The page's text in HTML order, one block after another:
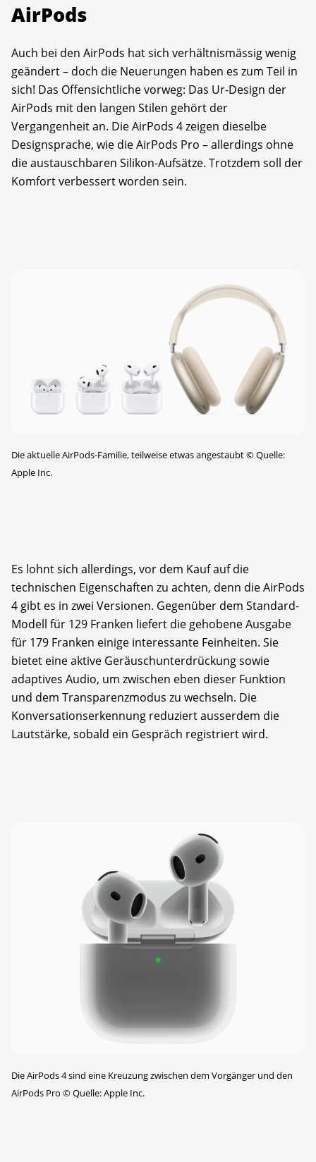
AirPods
Auch bei den AirPods hat sich verhältnismässig wenig
geändert – doch die Neuerungen haben es zum Teil in
sich! Das Offensichtliche vorweg: Das Ur-Design der
AirPods mit den langen Stilen gehört der
Vergangenheit an. Die AirPods 4 zeigen dieselbe
Designsprache, wie die AirPods Pro – allerdings ohne
die austauschbaren Silikon-Aufsätze. Trotzdem soll der
Komfort verbessert worden sein.
Die aktuelle AirPods-Familie, teilweise etwas angestaubt©Quelle:
Apple Inc.
Es lohnt sich allerdings, vor dem Kauf auf die
technischen Eigenschaften zu achten, denn die AirPods
4 gibt es in zwei Versionen. Gegenüber dem Standard-
Modell für 129 Franken liefert die gehobene Ausgabe
für 179 Franken einige interessante Feinheiten. Sie
bietet eine aktive Geräusch­unter­drückung sowie
adaptives Audio, um zwischen eben dieser Funktion
und dem Transparenzmodus zu wechseln. Die
Konversationserkennung reduziert ausserdem die
Lautstärke, sobald ein Gespräch registriert wird.
Die AirPods 4 sind eine Kreuzung zwischen dem Vorgänger und den
AirPods Pro ©Quelle: Apple Inc.